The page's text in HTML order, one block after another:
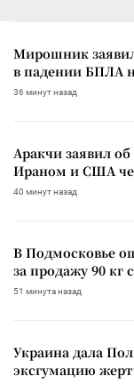
Мирошник
в падении БПЛА
36 минут назад
Аракчи заявил
Ираном и США
40 минут назад
В Подмосковье
за продажу 90 кг
51 минута назад
Украина дала
эксгумацию